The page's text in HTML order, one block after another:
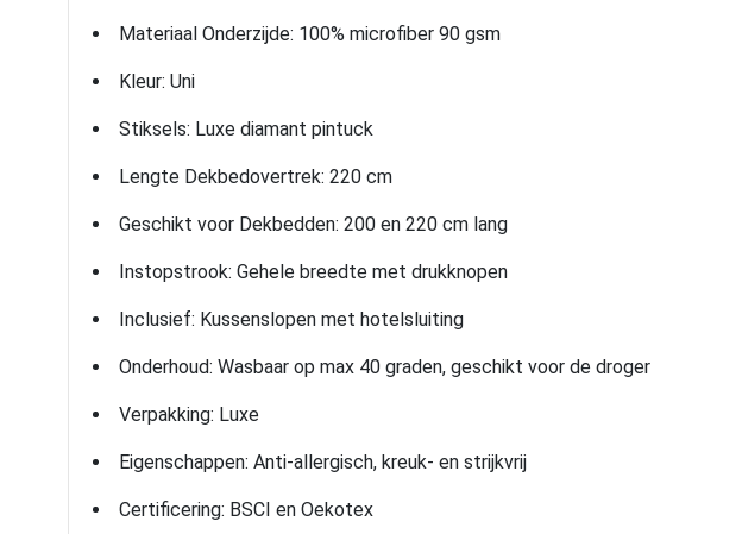
Materiaal Onderzijde: 100% microfiber 90 gsm
Kleur: Uni
Stiksels: Luxe diamant pintuck
Lengte Dekbedovertrek: 220 cm
Geschikt voor Dekbedden: 200 en 220 cm lang
Instopstrook: Gehele breedte met drukknopen
Inclusief: Kussenslopen met hotelsluiting
Onderhoud: Wasbaar op max 40 graden, geschikt voor de droger
Verpakking: Luxe
Eigenschappen: Anti-allergisch, kreuk- en strijkvrij
Certificering: BSCI en Oekotex